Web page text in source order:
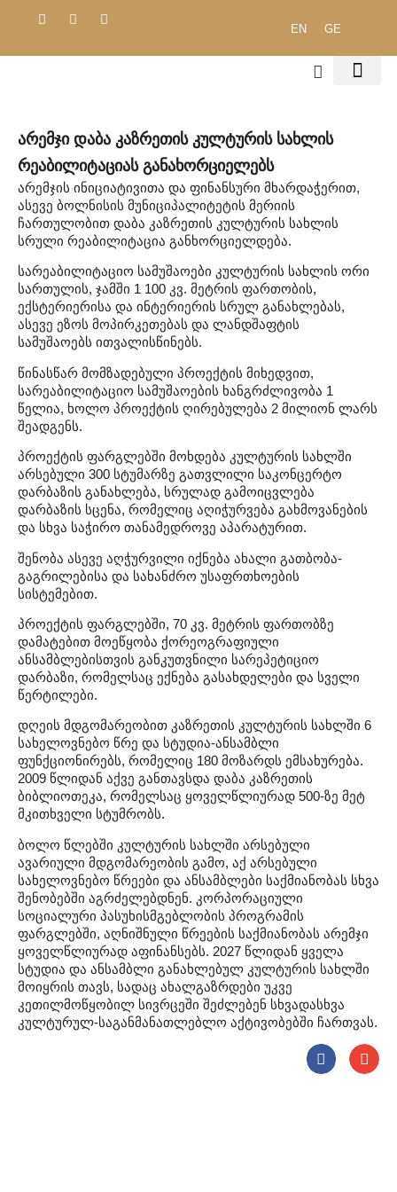
EN GE
Არემჯი Დაბა Კაზრეთის Კულტურის Სახლის
Რეაბილიტაციას Განახორციელებს
არემჯის ინიციატივითა და ფინანსური მხარდაჭერით,
ასევე ბოლნისის მუნიციპალიტეტის მერიის
ჩართულობით დაბა კაზრეთის კულტურის სახლის
სრული რეაბილიტაცია განხორციელდება.
სარეაბილიტაციო სამუშაოები კულტურის სახლის ორი
სართულის, ჯამში 1 100 კვ. მეტრის ფართობის,
ექსტერიერისა და ინტერიერის სრულ განახლებას,
ასევე ეზოს მოპირკეთებას და ლანდშაფტის
სამუშაოებს ითვალისწინებს.
წინასწარ მომზადებული პროექტის მიხედვით,
სარეაბილიტაციო სამუშაოების ხანგრძლივობა 1
წელია, ხოლო პროექტის ღირებულება 2 მილიონ ლარს
შეადგენს.
პროექტის ფარგლებში მოხდება კულტურის სახლში
არსებული 300 სტუმარზე გათვლილი საკონცერტო
დარბაზის განახლება, სრულად გამოიცვლება
დარბაზის სცენა, რომელიც აღიჭურვება გახმოვანების
და სხვა საჭირო თანამედროვე აპარატურით.
შენობა ასევე აღჭურვილი იქნება ახალი გათბობა-
გაგრილებისა და სახანძრო უსაფრთხოების
სისტემებით.
პროექტის ფარგლებში, 70 კვ. მეტრის ფართობზე
დამატებით მოეწყობა ქორეოგრაფიული
ანსამბლებისთვის განკუთვნილი სარეპეტიციო
დარბაზი, რომელსაც ექნება გასახდელები და სველი
წერტილები.
დღეის მდგომარეობით კაზრეთის კულტურის სახლში 6
სახელოვნებო წრე და სტუდია-ანსამბლი
ფუნქციონირებს, რომელიც 180 მოზარდს ემსახურება.
2009 წლიდან აქვე განთავსდა დაბა კაზრეთის
ბიბლიოთეკა, რომელსაც ყოველწლიურად 500-ზე მეტ
მკითხველი სტუმრობს.
ბოლო წლებში კულტურის სახლში არსებული
ავარიული მდგომარეობის გამო, აქ არსებული
სახელოვნებო წრეები და ანსამბლები საქმიანობას სხვა
შენობებში აგრძელებდნენ. კორპორაციული
სოციალური პასუხისმგებლობის პროგრამის
ფარგლებში, აღნიშნული წრეების საქმიანობას არემჯი
ყოველწლიურად აფინანსებს. 2027 წლიდან ყველა
სტუდია და ანსამბლი განახლებულ კულტურის სახლში
მოიყრის თავს, სადაც ახალგაზრდები უკვე
კეთილმოწყობილ სივრცეში შეძლებენ სხვადასხვა
კულტურულ-საგანმანათლებლო აქტივობებში ჩართვას.